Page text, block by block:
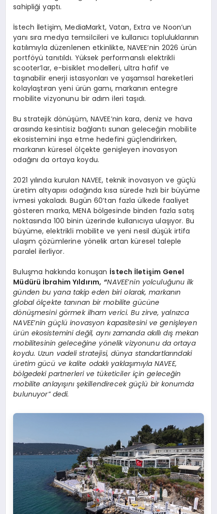
sahipliği yaptı.
İstech İletişim, MediaMarkt, Vatan, Extra ve Noon’un
yanı sıra medya temsilcileri ve kullanıcı topluluklarının
katılımıyla düzenlenen etkinlikte, NAVEE’nin 2026 ürün
portföyü tanıtıldı. Yüksek performanslı elektrikli
scooter’lar, e-bisiklet modelleri, ultra hafif ve
taşınabilir enerji istasyonları ve yaşamsal hareketleri
kolaylaştıran yeni ürün gamı, markanın entegre
mobilite vizyonunu bir adım ileri taşıdı.
Bu stratejik dönüşüm, NAVEE’nin kara, deniz ve hava
arasında kesintisiz bağlantı sunan geleceğin mobilite
ekosistemini inşa etme hedefini güçlendirirken,
markanın küresel ölçekte genişleyen inovasyon
odağını da ortaya koydu.
2021 yılında kurulan NAVEE, teknik inovasyon ve güçlü
üretim altyapısı odağında kısa sürede hızlı bir büyüme
ivmesi yakaladı. Bugün 60’tan fazla ülkede faaliyet
gösteren marka, MENA bölgesinde binden fazla satış
noktasında 100 binin üzerinde kullanıcıya ulaşıyor. Bu
büyüme, elektrikli mobilite ve yeni nesil düşük irtifa
ulaşım çözümlerine yönelik artan küresel taleple
paralel ilerliyor.
Buluşma hakkında konuşan İstech İletişim Genel
Müdürü İbrahim Yıldırım, “NAVEE’nin yolculuğunu ilk
günden bu yana takip eden biri olarak, markanın
globalölçekte tanınan bir mobilite gücüne
dönüşmesini görmek ilham verici. Bu zirve, yalnızca
NAVEE’nin güçlü inovasyon kapasitesini ve genişleyen
ürün ekosistemini değil, aynı zamanda akıllı dış mekan
mobilitesinin geleceğine yönelik vizyonunu da ortaya
koydu. Uzun vadeli stratejisi, dünya standartlarındaki
üretim gücü ve kalite odaklı yaklaşımıyla NAVEE,
bölgedeki partnerleri ve tüketiciler için geleceğin
mobilite anlayışını şekillendirecek güçlü bir konumda
bulunuyor” dedi.